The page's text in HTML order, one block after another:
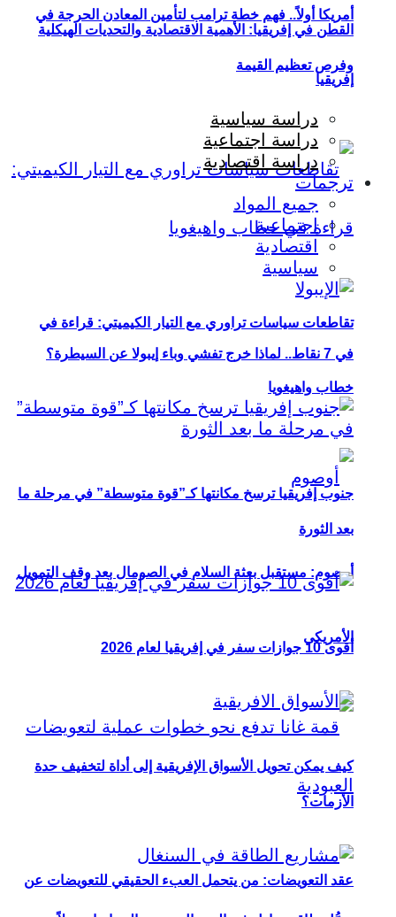
أمريكا أولاً.. فهم خطة ترامب لتأمين المعادن الحرجة في
إفريقيا
تقاطعات سياسات تراوري مع التيار الكيميتي: قراءة في
خطاب واهيغويا
أوصوم: مستقبل بعثة السلام في الصومال بعد وقف التمويل
الأمريكي
عقد التعويضات: من يتحمل العبء الحقيقي للتعويضات عن
القطن في إفريقيا: الأهمية الاقتصادية والتحديات الهيكلية
وفرص تعظيم القيمة
دراسة سياسية
دراسة اجتماعية
دراسة اقتصادية
ترجمات
جميع المواد
اجتماعية
اقتصادية
سياسية
في 7 نقاط.. لماذا خرج تفشي وباء إيبولا عن السيطرة؟
جنوب إفريقيا ترسخ مكانتها كـ”قوة متوسطة” في مرحلة ما
بعد الثورة
أقوى 10 جوازات سفر في إفريقيا لعام 2026
كيف يمكن تحويل الأسواق الإفريقية إلى أداة لتخفيف حدة
الأزمات؟